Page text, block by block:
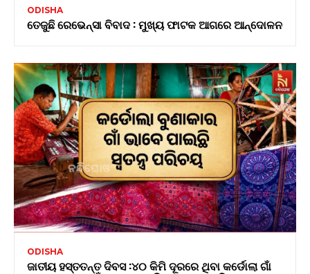
ODISHA
ତେଜୁଛି ରେଭେନ୍ସା ବିବାଦ : ମୁଖ୍ୟ ଫାଟକ ଆଗରେ ଆନ୍ଦୋଳନ
ODISHA
ଜାତୀୟ ହସ୍ତତନ୍ତ ଦିବସ :୪୦ କିମି ଦୂରରେ ଥିବା କର୍ଡୋଲା ଗାଁ